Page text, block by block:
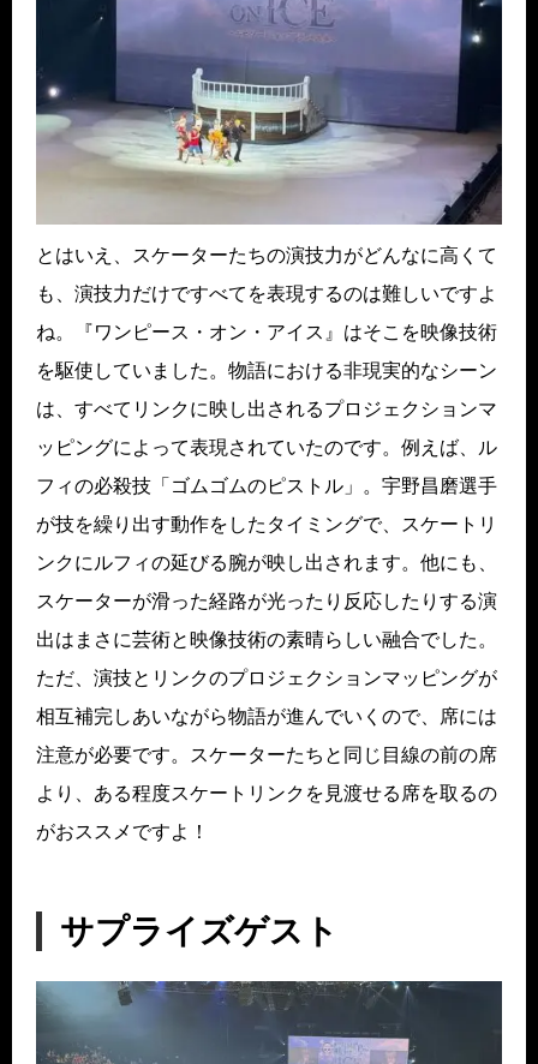
とはいえ、スケーターたちの演技力がどんなに高くて
も、演技力だけですべてを表現するのは難しいですよ
ね。『ワンピース・オン・アイス』はそこを映像技術
を駆使していました。物語における非現実的なシーン
は、すべてリンクに映し出されるプロジェクションマ
ッピングによって表現されていたのです。例えば、ル
フィの必殺技「ゴムゴムのピストル」。宇野昌磨選手
が技を繰り出す動作をしたタイミングで、スケートリ
ンクにルフィの延びる腕が映し出されます。他にも、
スケーターが滑った経路が光ったり反応したりする演
出はまさに芸術と映像技術の素晴らしい融合でした。
ただ、演技とリンクのプロジェクションマッピングが
相互補完しあいながら物語が進んでいくので、席には
注意が必要です。スケーターたちと同じ目線の前の席
より、ある程度スケートリンクを見渡せる席を取るの
がおススメですよ！
サプライズゲスト